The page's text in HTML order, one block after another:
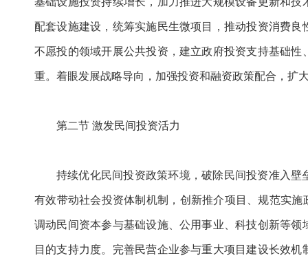
配套设施建设，统筹实施民生微项目，推动投资消费
不愿投的领域开展公共投资，建立政府投资支持基础
重。着眼发展战略导向，加强投资和融资政策配合，扩
第二节 激发民间投资活力
持续优化民间投资政策环境，破除民间投资准入
有效带动社会投资体制机制，创新推介项目、规范实
调动民间资本参与基础设施、公用事业、科技创新等
目的支持力度。完善民营企业参与重大项目建设长效